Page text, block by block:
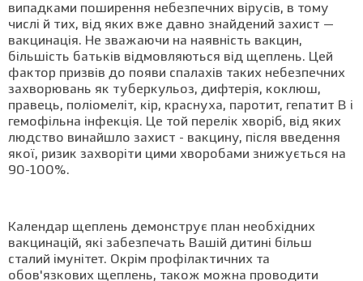
випадками поширення небезпечних вірусів, в тому
числі й тих, від яких вже давно знайдений захист —
вакцинація. Не зважаючи на наявність вакцин,
більшість батьків відмовляються від щеплень. Цей
фактор призвів до появи спалахів таких небезпечних
захворювань як туберкульоз, дифтерія, коклюш,
правець, поліомеліт, кір, краснуха, паротит, гепатит В і
гемофільна інфекція. Це той перелік хворіб, від яких
людство винайшло захист - вакцину, після введення
якої, ризик захворіти цими хворобами знижується на
90-100%.
Календар щеплень демонструє план необхідних
вакцинацій, які забезпечать Вашій дитині більш
сталий імунітет. Окрім профілактичних та
обов'язкових щеплень, також можна проводити